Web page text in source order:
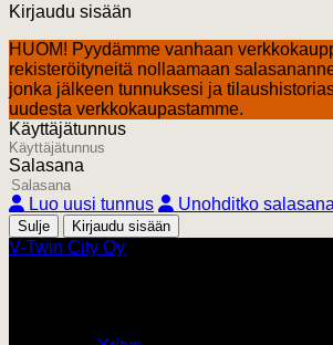
Kirjaudu sisään
HUOM! Pyydämme vanhaan
rekisteröityneitä nollaamaan
jonka jälkeen tunnuksesi ja
uudesta verkkokaupastamme.
Käyttäjätunnus
Salasana
Luo uusi tunnus Unohditko
Sulje
V-Twin City Oy